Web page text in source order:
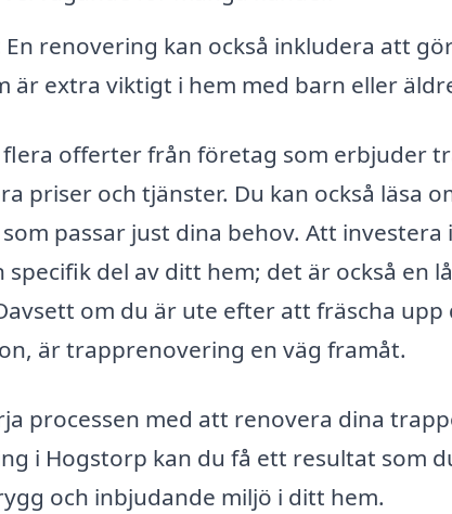
En renovering kan också inkludera att
är extra viktigt i hem med barn eller
flera offerter från företag som erbjuder
priser och tjänster. Du kan också läsa
passar just dina behov. Att
del av ditt hem; det är också en
om du är ute efter att fräscha
är trapprenovering en väg framåt.
processen med att renovera dina
i Hogstorp kan du få ett resultat som
och inbjudande miljö i ditt hem.